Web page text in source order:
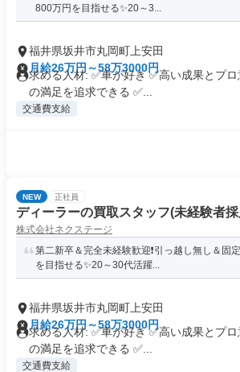
800万円を目指せる✨20～3...
福井県坂井市丸岡町上安田
月給26万円～58万3000円
求める人材: ✅車が好き ✅高い成果とプ
の満足を追求できる ✅...
交通費支給
NEW 正社員
ディーラーの買取スタッフ(未経験者
株式会社ネクステージ
第二新卒＆完全未経験歓迎❗引っ越し無し＆固
を目指せる✨20～30代活躍...
福井県坂井市丸岡町上安田
月給26万円～58万3000円
求める人材: ✅車が好き ✅高い成果とプ
の満足を追求できる ✅...
交通費支給